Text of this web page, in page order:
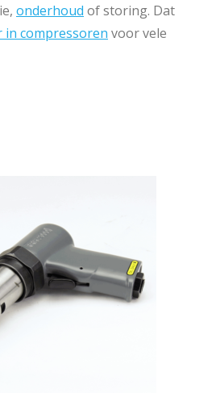
onderhoud of storing. Dat
in compressoren voor vele